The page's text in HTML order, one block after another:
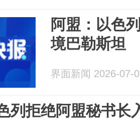
阿盟：以色
境巴勒斯坦
界面新闻 2026-07-
列拒绝阿盟秘书长